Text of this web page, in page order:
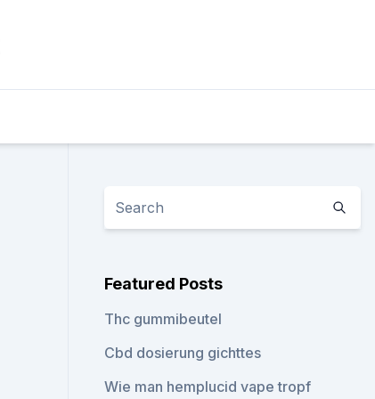
Featured Posts
Thc gummibeutel
Cbd dosierung gichttes
Wie man hemplucid vape tropf